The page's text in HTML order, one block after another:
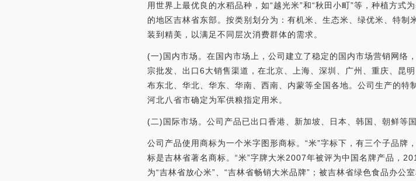
用世界上最优良的水稻品种，如“越光米”和“秋田小町”等，种植方式
的地区吉林省东部。按类别划分为：有机米、生态米、绿优米、特
装到精美，以满足不同层次消费群体的需求。
(一)国内市场。在国内市场上，公司建立了稳定的国内市场营销网络
宗批发、出口6大销售渠道，在北京、上海、深圳、广州、重庆、昆
布东北、华北、华东、华南、西南、内蒙等全国各地。公司生产的特
河北八省市确定为军供粮指定用米。
(二)国际市场。公司产品已出口香港、新加坡、日本、韩国、朝鲜等国
公司产品使用商标为一个米字图形商标。“米”字标下，有三个子品牌
标是吉林省著名商标。“米”字牌大米2007年被评为中国名牌产品，
为“吉林省放心米”、“吉林省畅销大米品牌”；被吉林省绿色食品办公